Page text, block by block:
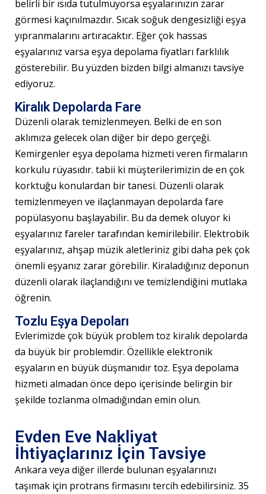
belirli bir ısıda tutulmuyorsa eşyalarınızın zarar
görmesi kaçınılmazdır. Sıcak soğuk dengesizliği eşya
yıpranmalarını artıracaktır. Eğer çok hassas
eşyalarınız varsa eşya depolama fiyatları farklılık
gösterebilir. Bu yüzden bizden bilgi almanızı tavsiye
ediyoruz.
Kiralık Depolarda Fare
Düzenli olarak temizlenmeyen. Belki de en son
aklımıza gelecek olan diğer bir depo gerçeği.
Kemirgenler eşya depolama hizmeti veren firmaların
korkulu rüyasıdır. tabii ki müşterilerimizin de en çok
korktuğu konulardan bir tanesi. Düzenli olarak
temizlenmeyen ve ilaçlanmayan depolarda fare
popülasyonu başlayabilir. Bu da demek oluyor ki
eşyalarınız fareler tarafından kemirilebilir. Elektrobik
eşyalarınız, ahşap müzik aletleriniz gibi daha pek çok
önemli eşyanız zarar görebilir. Kiraladığınız deponun
düzenli olarak ilaçlandığını ve temizlendiğini mutlaka
öğrenin.
Tozlu Eşya Depoları
Evlerimizde çok büyük problem toz kiralık depolarda
da büyük bir problemdir. Özellikle elektronik
eşyaların en büyük düşmanıdır toz. Eşya depolama
hizmeti almadan önce depo içerisinde belirgin bir
şekilde tozlanma olmadığından emin olun.
Evden Eve Nakliyat
İhtiyaçlarınız İçin Tavsiye
Ankara veya diğer illerde bulunan eşyalarınızı
taşımak için protrans firmasını tercih edebilirsiniz. 35